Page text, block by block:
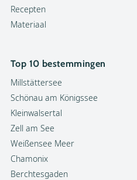
Recepten
Materiaal
Top 10 bestemmingen
Millstättersee
Schönau am Königssee
Kleinwalsertal
Zell am See
Weißensee Meer
Chamonix
Berchtesgaden